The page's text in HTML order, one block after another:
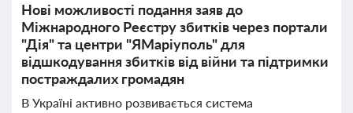
Нові можливості подання заяв до
Міжнародного Реєстру збитків через портали
"Дія" та центри "ЯМаріуполь" для
відшкодування збитків від війни та підтримки
постраждалих громадян
В Україні активно розвивається система